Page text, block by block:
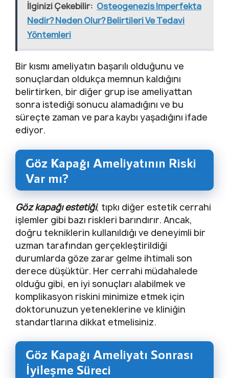
İlginizi Çekebilir: Osteogenezis Imperfekta
Nedir? Neden Olur? Belirtileri Ve Tedavi
Yöntemleri
Bir kısmı ameliyatın başarılı olduğunu ve
sonuçlardan oldukça memnun kaldığını
belirtirken, bir diğer grup ise ameliyattan
sonra istediği sonucu alamadığını ve bu
süreçte zaman ve para kaybı yaşadığını ifade
ediyor.
Göz Kapağı Ameliyatının Riski
Var mı?
Göz kapağı estetiği, tıpkı diğer estetik cerrahi
işlemler gibi bazı riskleri barındırır. Ancak,
doğru tekniklerin kullanıldığı ve deneyimli bir
uzman tarafından gerçekleştirildiği
durumlarda göze zarar gelme ihtimali son
derece düşüktür. Her cerrahi müdahalede
olduğu gibi, en iyi sonuçları alabilmek ve
komplikasyon riskini minimize etmek için
doktorunuzun yeteneklerine ve kliniğin
standartlarına dikkat etmelisiniz.
Göz Kapağı Ameliyatı Sonrası
İyileşme Süreci